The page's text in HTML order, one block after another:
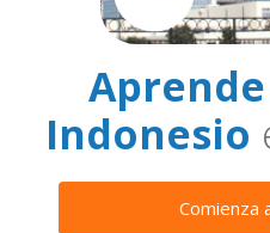
Indonesio
Comienza